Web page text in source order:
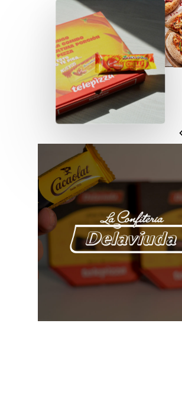
EL TURRÓN MÁS
CHOCOLATERO
Campaña de cajas de
Telepizza + sampling con el
lanzamiento del nuevo
producto junto a Cacaolat.
periodo navideño y
segmentada
estratégicamente.